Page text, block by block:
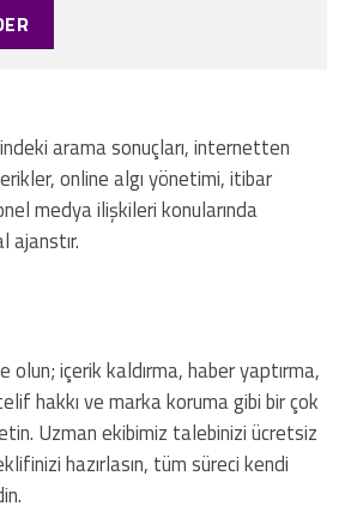
arama sonuçları, internetten
online algı yönetimi, itibar
medya ilişkileri konularında
ajanstır.
olun; içerik kaldırma, haber yaptırma,
hakkı ve marka koruma gibi bir çok
Uzman ekibimiz talebinizi ücretsiz
hazırlasın, tüm süreci kendi